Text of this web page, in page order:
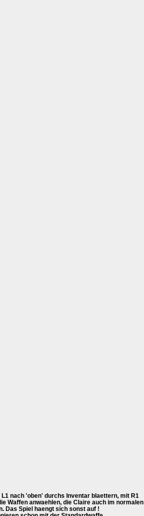
nach 'oben' durchs Inventar blaettern, mit R1
Waffen anwaehlen, die Claire auch im normalen
Das Spiel haengt sich sonst auf !